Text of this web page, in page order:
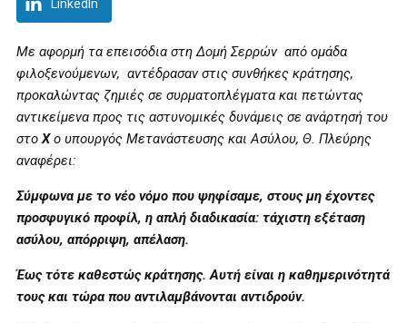
LinkedIn
Με αφορμή τα επεισόδια στη Δομή Σερρών από ομάδα
φιλοξενούμενων, αντέδρασαν στις συνθήκες κράτησης,
προκαλώντας ζημιές σε συρματοπλέγματα και πετώντας
αντικείμενα προς τις αστυνομικές δυνάμεις σε ανάρτησή του
στοΧο υπουργός Μετανάστευσης και Ασύλου, Θ. Πλεύρης
αναφέρει:
Σύμφωνα με το νέο νόμο που ψηφίσαμε, στους μη έχοντες
προσφυγικό προφίλ, η απλή διαδικασία: τάχιστη εξέταση
ασύλου, απόρριψη, απέλαση.
Έως τότε καθεστώς κράτησης. Αυτή είναι η καθημερινότητά
τους και τώρα που αντιλαμβάνονται αντιδρούν.